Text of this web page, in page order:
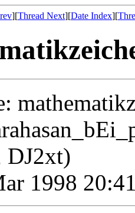
][Thread Next][Date Index][
DJ2xt)
1998